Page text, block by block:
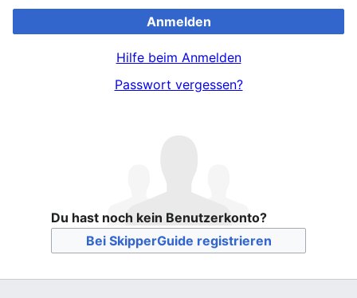
Anmelden
Hilfe beim Anmelden
Passwort vergessen?
Du hast noch kein Benutzerkonto?
Bei SkipperGuide registrieren